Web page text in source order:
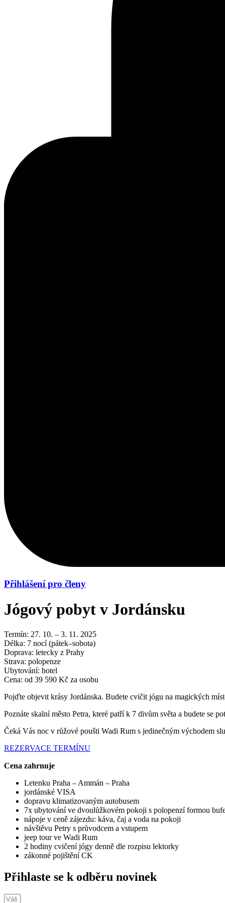
Přihlášení pro členy
Jógový pobyt v Jordánsku
Termín: 27. 10. – 3. 11. 2025
Délka: 7 nocí (pátek–sobota)
Doprava: letecky z Prahy
Strava: polopenze
Ubytování: hotel
Cena: od 39 590 Kč za osobu
Pojďte objevit krásy Jordánska. Budete cvičit jógu na magických
Poznáte skalní město Petra, které patří k 7 divům světa a budete se
Čeká Vás noc v růžové poušti Wadi Rum s jedinečným východem
REZERVACE TERMÍNU
Cena zahrnuje
Letenku Praha – Ammán – Praha
jordánské VISA
dopravu klimatizovaným autobusem
7x ubytování ve dvoulůžkovém pokoji s polopenzí formou
nápoje v ceně zájezdu: káva, čaj a voda na pokoji
návštěvu Petry s průvodcem a vstupem
jeep tour ve Wadi Rum
2 hodiny cvičení jógy denně dle rozpisu lektorky
zákonné pojištění CK
Přihlaste se k odběru novinek